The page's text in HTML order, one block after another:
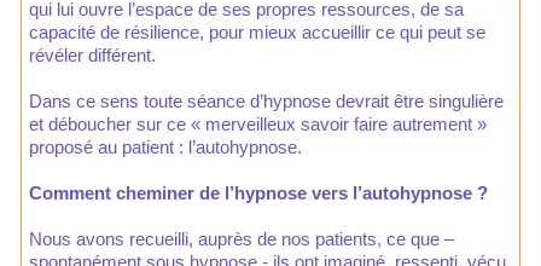
qui lui ouvre l’espace de ses propres ressources, de sa
capacité de résilience, pour mieux accueillir ce qui peut se
révéler différent.
Dans ce sens toute séance d’hypnose devrait être singulière
et déboucher sur ce « merveilleux savoir faire autrement »
proposé au patient : l’autohypnose.
Comment cheminer de l’hypnose vers l’autohypnose ?
Nous avons recueilli, auprès de nos patients, ce que –
spontanément sous hypnose - ils ont imaginé, ressenti, vécu.